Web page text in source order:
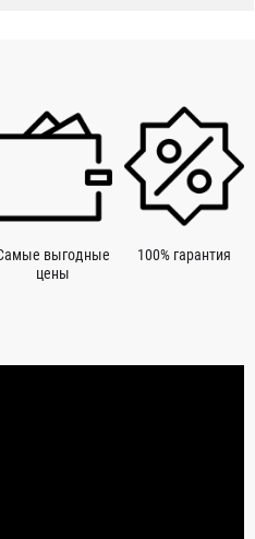
выгодные
цены
100% гарантия